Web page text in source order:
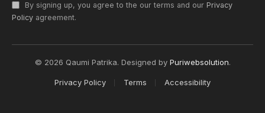
By signing up, you agree to the our terms and our Privacy
Policy agreement.
© 2026 Qaumi Patrika. Designed by Puriwebsolution.
Privacy Policy Terms Accessibility